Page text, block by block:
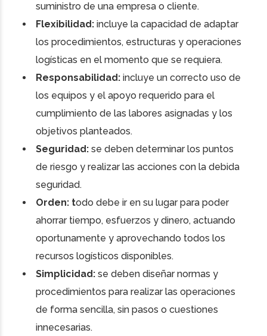
suministro de una empresa o cliente.
Flexibilidad: incluye la capacidad de adaptar
los procedimientos, estructuras y operaciones
logísticas en el momento que se requiera.
Responsabilidad: incluye un correcto uso de
los equipos y el apoyo requerido para el
cumplimiento de las labores asignadas y los
objetivos planteados.
Seguridad: se deben determinar los puntos
de riesgo y realizar las acciones con la debida
seguridad.
Orden: todo debe ir en su lugar para poder
ahorrar tiempo, esfuerzos y dinero, actuando
oportunamente y aprovechando todos los
recursos logísticos disponibles.
Simplicidad: se deben diseñar normas y
procedimientos para realizar las operaciones
de forma sencilla, sin pasos o cuestiones
innecesarias.